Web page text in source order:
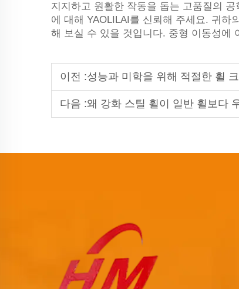
지지하고 원활한 작동을 돕는 고품질의
에 대해 YAOLILAI를 신뢰해 주세요. 귀하
해 보실 수 있을 것입니다. 중형 이동성에
이전 :성능과 미학을 위해 적절한 휠
다음 :왜 강화 스틸 휠이 일반 휠보다